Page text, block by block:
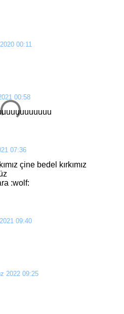
00:11
00:58
07:36
çine bedel kırkımız
:wolf:
09:40
2022 09:25